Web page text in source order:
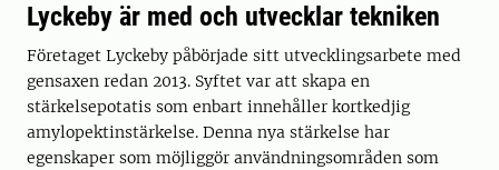
Lyckeby är med och utvecklar tekniken
Företaget Lyckeby påbörjade sitt utvecklingsarbete med
gensaxen redan 2013. Syftet var att skapa en
stärkelsepotatis som enbart innehåller kortkedjig
amylopektinstärkelse. Denna nya stärkelse har
egenskaper som möjliggör användningsområden som